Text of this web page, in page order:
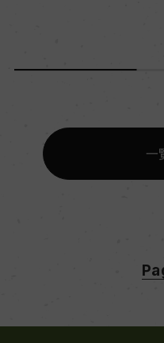
一